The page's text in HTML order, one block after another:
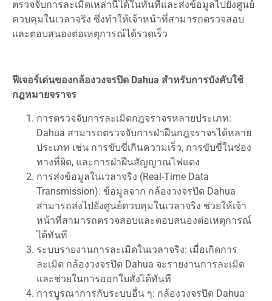
ตรวจจับการละเมิดเหล่านี้ได้ในทันทีและส่งข้อมูลไปยังศูนย์
ควบคุมในเวลาจริง ซึ่งทำให้เจ้าหน้าที่สามารถตรวจสอบ
และตอบสนองต่อเหตุการณ์ได้รวดเร็ว
ฟีเจอร์เด่นของกล้องวงจรปิด Dahua สำหรับการบังคับใช้
กฎหมายจราจร
การตรวจจับการละเมิดกฎจราจรหลายประเภท:
Dahua สามารถตรวจจับการฝ่าฝืนกฎจราจรได้หลาย
ประเภท เช่น การขับขี่เกินความเร็ว, การขับขี่ในช่อง
ทางที่ผิด, และการฝ่าฝืนสัญญาณไฟแดง
การส่งข้อมูลในเวลาจริง (Real-Time Data
Transmission): ข้อมูลจาก กล้องวงจรปิด Dahua
สามารถส่งไปยังศูนย์ควบคุมในเวลาจริง ช่วยให้เจ้า
หน้าที่สามารถตรวจสอบและตอบสนองต่อเหตุการณ์
ได้ทันที
ระบบรายงานการละเมิดในเวลาจริง: เมื่อเกิดการ
ละเมิด กล้องวงจรปิด Dahua จะรายงานการละเมิด
และช่วยในการออกใบสั่งได้ทันที
การบูรณาการกับระบบอื่น ๆ: กล้องวงจรปิด Dahua